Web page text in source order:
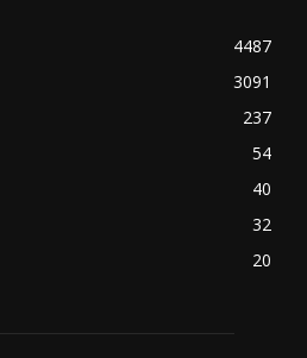
4487
3091
237
54
40
32
20